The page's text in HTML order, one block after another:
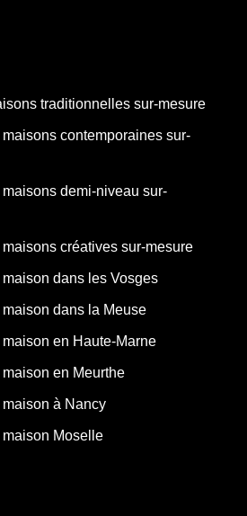
traditionnelles sur-mesure
contemporaines sur-
demi-niveau sur-
créatives sur-mesure
dans les Vosges
dans la Meuse
en Haute-Marne
en Meurthe
à Nancy
Moselle